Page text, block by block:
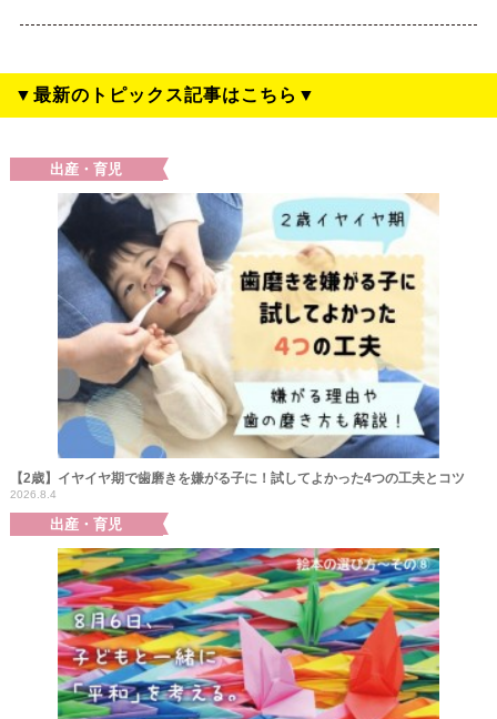
▼最新のトピックス記事はこちら▼
出産・育児
【2歳】イヤイヤ期で歯磨きを嫌がる子に！試してよかった4つの工夫とコツ
2026.8.4
出産・育児